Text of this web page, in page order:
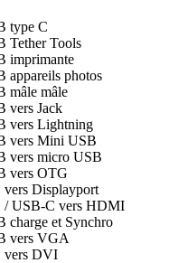
type C
Tether Tools
imprimante
appareils photos
mâle mâle
vers Jack
vers Lightning
vers Mini USB
vers micro USB
vers OTG
Displayport
/ USB-C vers HDMI
charge et Synchro
vers VGA
vers DVI